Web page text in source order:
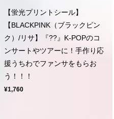
【蛍光プリントシール】
【BLACKPINK（ブラックピン
ク）/リサ】『??』K-POPのコ
ンサートやツアーに！手作り応
援うちわでファンサをもらお
う！！！
¥1,760